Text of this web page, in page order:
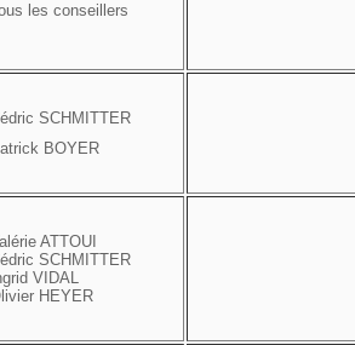
les conseillers
SCHMITTER
BOYER
ATTOUI
SCHMITTER
VIDAL
HEYER